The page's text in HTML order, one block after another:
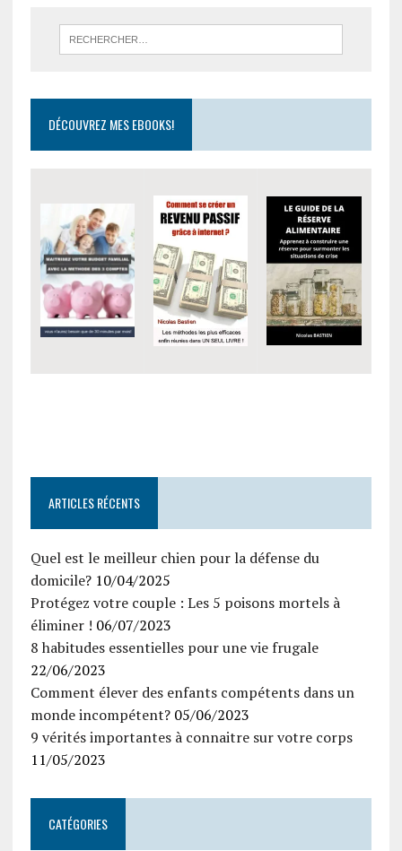
DÉCOUVREZ MES EBOOKS!
ARTICLES RÉCENTS
Quel est le meilleur chien pour la défense du
domicile? 10/04/2025
Protégez votre couple : Les 5 poisons mortels à
éliminer ! 06/07/2023
8 habitudes essentielles pour une vie frugale
22/06/2023
Comment élever des enfants compétents dans un
monde incompétent? 05/06/2023
9 vérités importantes à connaitre sur votre corps
11/05/2023
CATÉGORIES